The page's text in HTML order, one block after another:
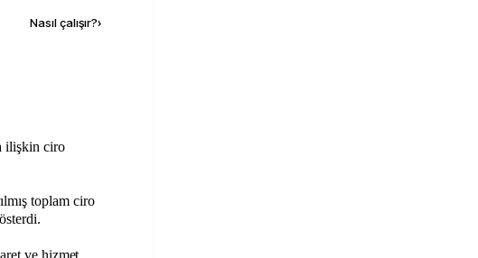
Nasıl çalışır?›
ilişkin ciro
toplam ciro
ve hizmet